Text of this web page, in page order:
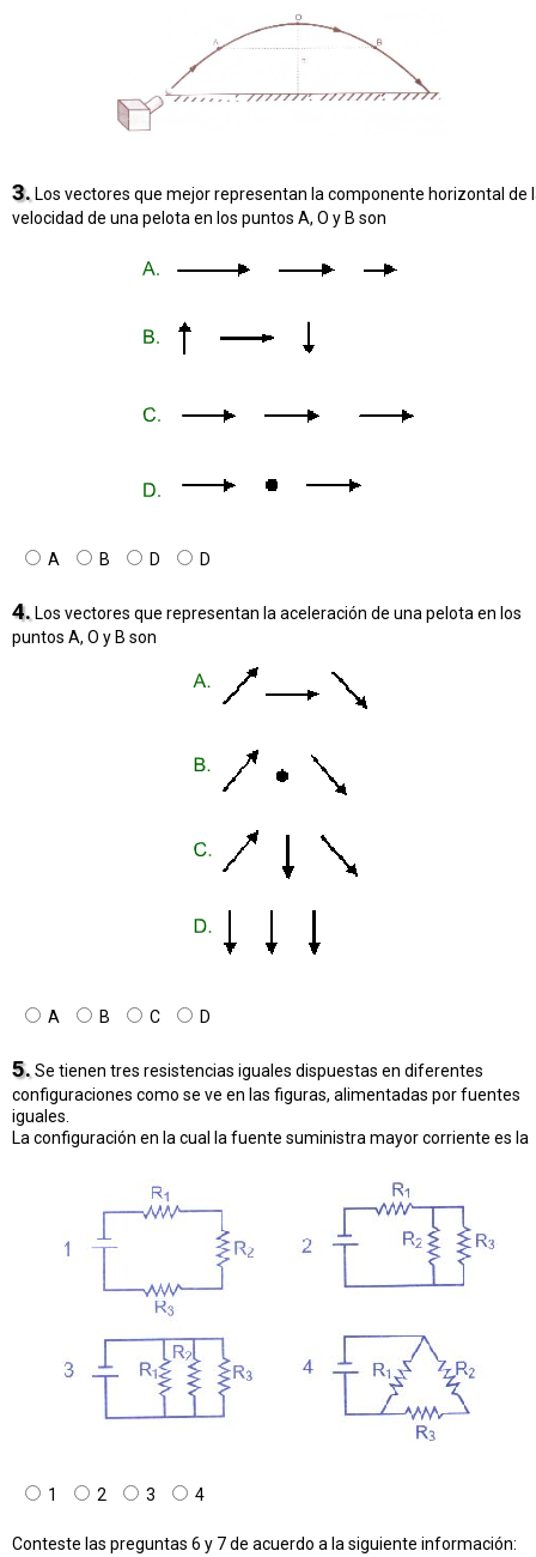
3.Los vectores que mejor representan la componente horizontal de
velocidad de una pelota en los puntos A, O y B son
A B D D
4.Los vectores que representan la aceleración de una pelota en los
puntos A, O y B son
A B C D
5.Se tienen tres resistencias iguales dispuestas en diferentes
configuraciones como se ve en las figuras, alimentadas por fuentes
iguales.
La configuración en la cual la fuente suministra mayor corriente es la
1 2 3 4
Conteste las preguntas 6 y 7 de acuerdo a la siguiente información: